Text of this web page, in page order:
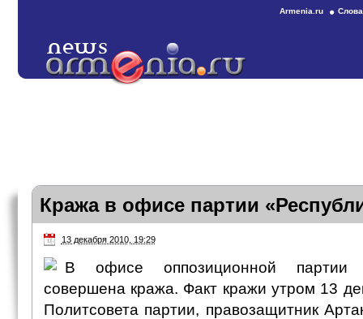
Armenia.ru
Кража в офисе партии
13 декабря 2010, 19:29
В офисе оппозиционной партии
совершена кража. Факт кражи утром 13
Политсовета партии, правозащитник